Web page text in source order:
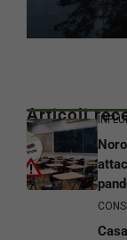
Articoli